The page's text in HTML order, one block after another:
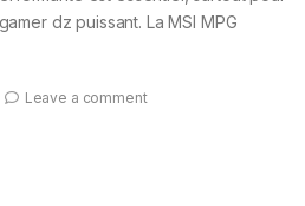
dz puissant. La MSI MPG
Leave a comment